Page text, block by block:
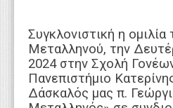
Συγκλονιστική η
Μεταλληνού, την
2024 στην Σχολή
Πανεπιστήμιο
Δάσκαλός μας π.